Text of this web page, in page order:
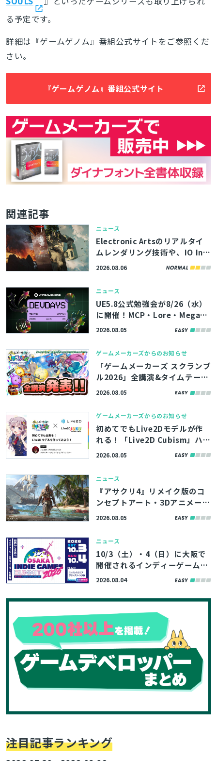
る予定です。
詳細は『ゲームゲノム』番組公式サイトをご参照くだ
さい。
『ゲームゲノム』番組公式サイト
関連記事
ニュース
Electronic Artsのリアルタイ
ムレンダリング技術や、IO Int
eractive内製エンジンのボリュ
強会の講演資料が公開
2026.08.06
ニュース
UE5.8公式勉強会が8/26（水）
に開催！MCP・Lore・MegaLi
ghtsなど、最新機能やツールの
e Tokyo Dev Days 26’」、先
着100名まで参加者募集中
2026.08.05
ゲームメーカーズからのお知らせ
「ゲームメーカーズ スクランブ
ル2026」全講演&タイムテーブ
ルを発表！『プラグマタ』の開
ど
2026.08.05
ゲームメーカーズからのお知らせ
初めてでもLive2Dモデルが作
れる！「Live2D Cubism」ハン
ズオンが「ゲームメーカーズ ス
2026.08.05
ニュース
『アサクリ4』リメイク版のコ
ンセプトアート・3Dアニメーシ
ョンなど500点以上、ArtStati
2026.08.05
ニュース
10/3（土）・4（日）に大阪で
開催されるインディーゲームイ
ベント「OSAKA INDIE GAMES
トの販売が開始
2026.08.04
注目記事ランキング